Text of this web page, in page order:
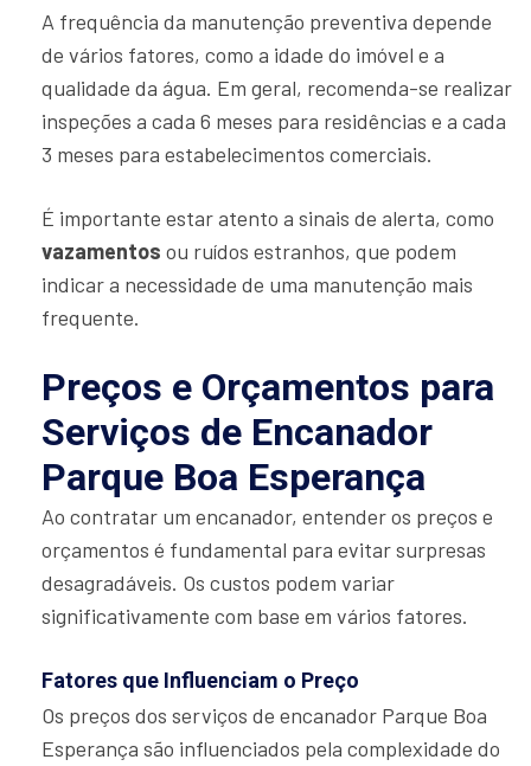
A frequência da manutenção preventiva depende
de vários fatores, como a idade do imóvel e a
qualidade da água. Em geral, recomenda-se realizar
inspeções a cada 6 meses para residências e a cada
3 meses para estabelecimentos comerciais.
É importante estar atento a sinais de alerta, como
vazamentos ou ruídos estranhos, que podem
indicar a necessidade de uma manutenção mais
frequente.
Preços e Orçamentos para
Serviços de Encanador
Parque Boa Esperança
Ao contratar um encanador, entender os preços e
orçamentos é fundamental para evitar surpresas
desagradáveis. Os custos podem variar
significativamente com base em vários fatores.
Fatores que Influenciam o Preço
Os preços dos serviços de encanador Parque Boa
Esperança são influenciados pela complexidade do